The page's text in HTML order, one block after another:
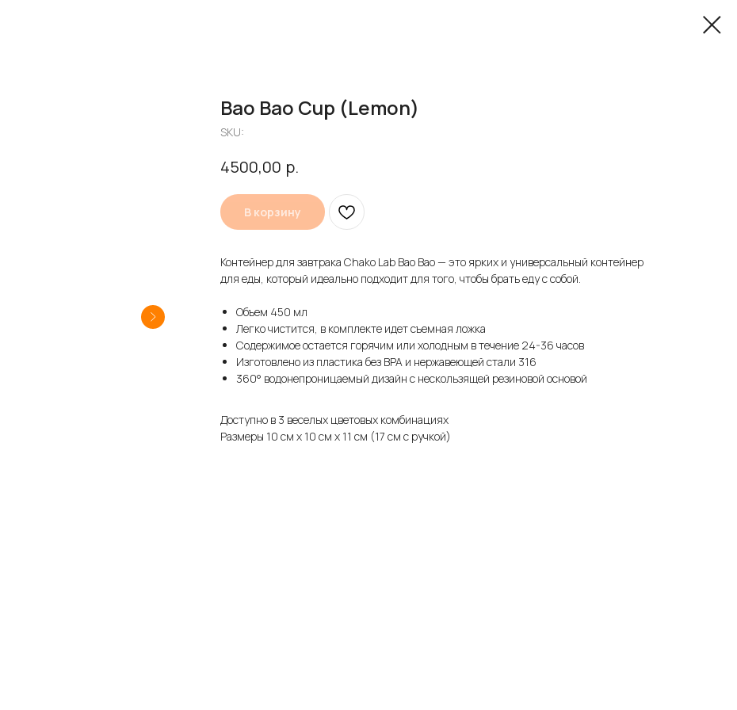
Bao Bao Cup (Lemon)
SKU:
4500,00 р.
В корзину
Контейнер для завтрака Chako Lab Bao Bao — это ярких и универсальный контейнер
для еды, который идеально подходит для того, чтобы брать еду с собой.
Объем 450 мл
Легко чистится, в комплекте идет съемная ложка
Содержимое остается горячим или холодным в течение 24-36 часов
Изготовлено из пластика без BPA и нержавеющей стали 316
360° водонепроницаемый дизайн с нескользящей резиновой основой
Доступно в 3 веселых цветовых комбинациях
Размеры 10 см x 10 см x 11 см (17 см с ручкой)